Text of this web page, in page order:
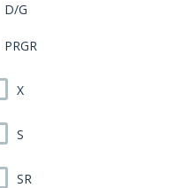
D/G
PRGR
X
S
SR